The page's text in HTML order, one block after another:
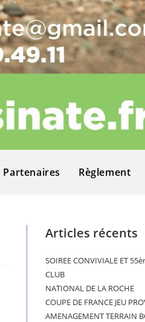
Partenaires Règlement
Articles récents
SOIREE CONVIVIALE ET
CLUB
NATIONAL DE LA ROCHE
COUPE DE FRANCE JEU
AMENAGEMENT TERRAIN